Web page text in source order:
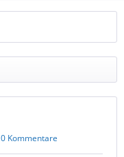
0 Kommentare